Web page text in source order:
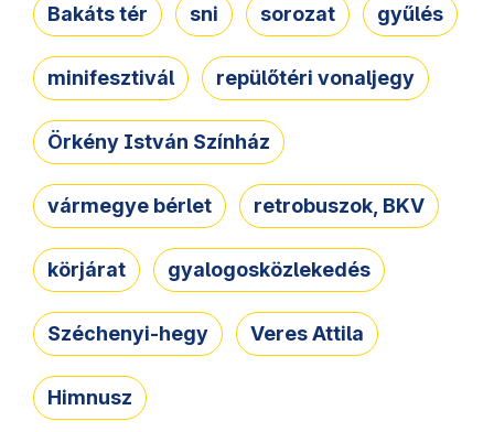
Bakáts tér sni sorozat gyűlés
minifesztivál repülőtéri vonaljegy
Örkény István Színház
vármegye bérlet retrobuszok, BKV
körjárat gyalogosközlekedés
Széchenyi-hegy Veres Attila
Himnusz